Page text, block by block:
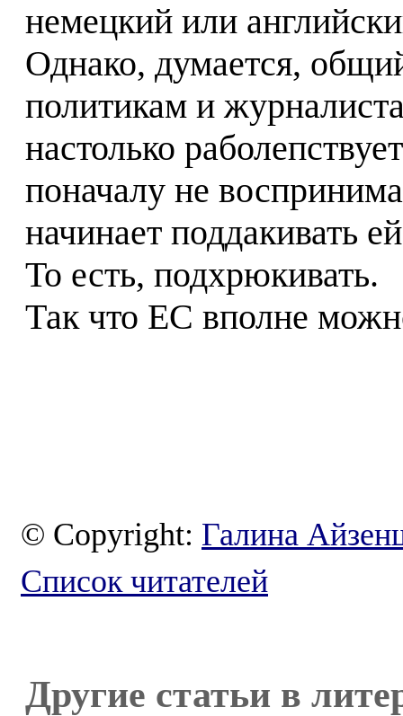
немецкий или
Однако, думается,
политикам и
настолько
поначалу не
начинает поддакивать
То есть, подхрюкивать.
Так что ЕС вполне
© Copyright: Галина
Список читателей
Другие статьи в